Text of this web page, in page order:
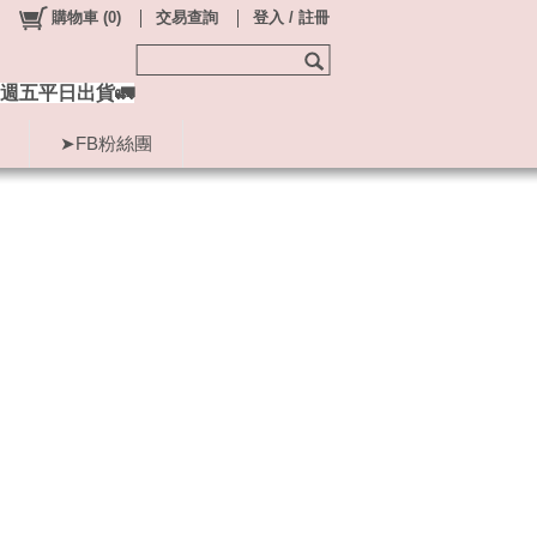
➤FB粉絲團
購物車 (0) 交易查詢 登入 / 註冊
五平日出貨🚛